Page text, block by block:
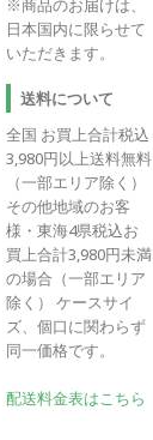
※商品のお届けは、
日本国内に限らせて
いただきます。
送料について
全国 お買上合計税込
3,980円以上送料無料
（一部エリア除く）
その他地域のお客
様・東海4県税込お
買上合計3,980円未満
の場合（一部エリア
除く） ケースサイ
ズ、個口に関わらず
同一価格です。
配送料金表はこちら